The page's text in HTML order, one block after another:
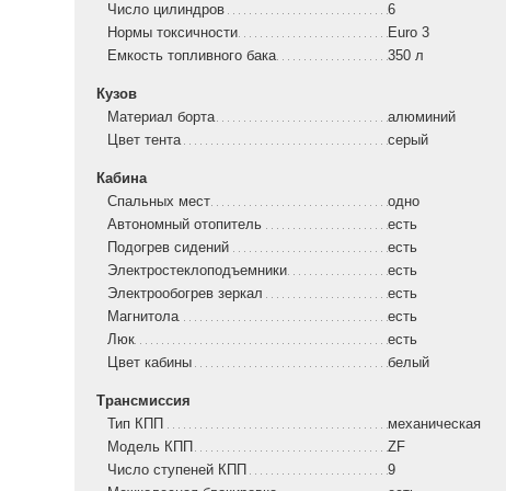
Число цилиндров
6
Нормы токсичности
Euro 3
Емкость топливного бака
350 л
Кузов
Материал борта
алюминий
Цвет тента
серый
Кабина
Спальных мест
одно
Автономный отопитель
есть
Подогрев сидений
есть
Электростеклоподъемники
есть
Электрообогрев зеркал
есть
Магнитола
есть
Люк
есть
Цвет кабины
белый
Трансмиссия
Тип КПП
механическая
Модель КПП
ZF
Число ступеней КПП
9